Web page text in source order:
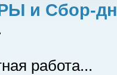
и Сбор-
работа...